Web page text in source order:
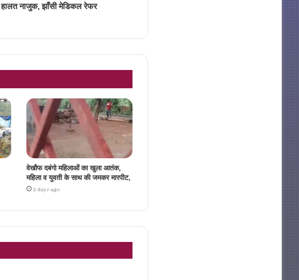
हालत नाजुक, झाँसी मेडिकल रेफर
वेखौफ दबंगो महिलाओं का खुला आतंक,
महिला व युवती के साथ की जमकर मारपीट,
2 days ago